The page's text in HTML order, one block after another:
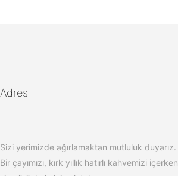
Adres
Sizi yerimizde ağırlamaktan mutluluk duyarız.
Bir çayımızı, kırk yıllık hatırlı kahvemizi içerken